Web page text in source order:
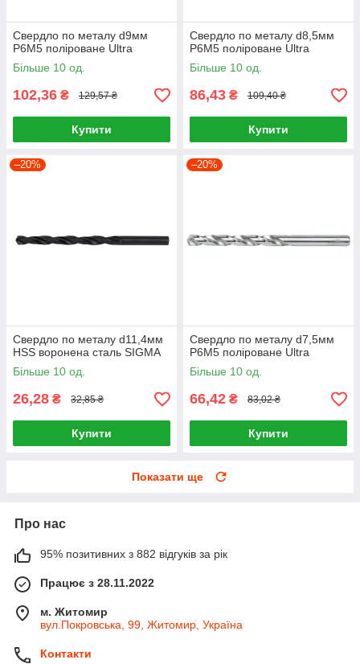
Свердло по металу d9мм
P6M5 поліроване Ultra
Більше 10 од.
102,36 ₴ 129,57 ₴
Купити
Свердло по металу d8,5мм
P6M5 поліроване Ultra
Більше 10 од.
86,43 ₴ 109,40 ₴
Купити
–20%
Свердло по металу d11,4мм
HSS воронена сталь SIGMA
Більше 10 од.
26,28 ₴ 32,85 ₴
Купити
–20%
Свердло по металу d7,5мм
P6M5 поліроване Ultra
Більше 10 од.
66,42 ₴ 83,02 ₴
Купити
Показати ще
Про нас
95% позитивних з 882 відгуків за рік
Працює з 28.11.2022
м. Житомир
вул.Покровська, 99, Житомир, Україна
Контакти